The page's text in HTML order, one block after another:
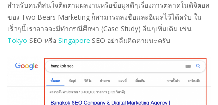
สำหรับคนที่สนใจติดตามผลงานหรือข้อมูลดีๆเรื่องการตลาดในดิจิตอล
ของ Two Bears Marketing ก็สามารถลงชื่อและอีเมลไว้ได้ครับ ใน
เร็วๆนี้เราอาจจะมีทำกรณีศึกษา (Case Study) อื่นๆเพิ่มเติม เช่น
Tokyo SEO หรือ Singapore SEO อย่าลืมติดตามนะครับ